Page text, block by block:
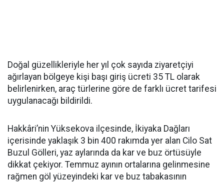
Doğal güzellikleriyle her yıl çok sayıda ziyaretçiyi
ağırlayan bölgeye kişi başı giriş ücreti 35 TL olarak
belirlenirken, araç türlerine göre de farklı ücret tarifesi
uygulanacağı bildirildi.
Hakkâri’nin Yüksekova ilçesinde, İkiyaka Dağları
içerisinde yaklaşık 3 bin 400 rakımda yer alan Cilo Sat
Buzul Gölleri, yaz aylarında da kar ve buz örtüsüyle
dikkat çekiyor. Temmuz ayının ortalarına gelinmesine
rağmen göl yüzeyindeki kar ve buz tabakasının